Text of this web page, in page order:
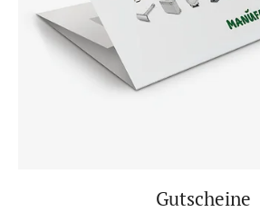
Gutscheine